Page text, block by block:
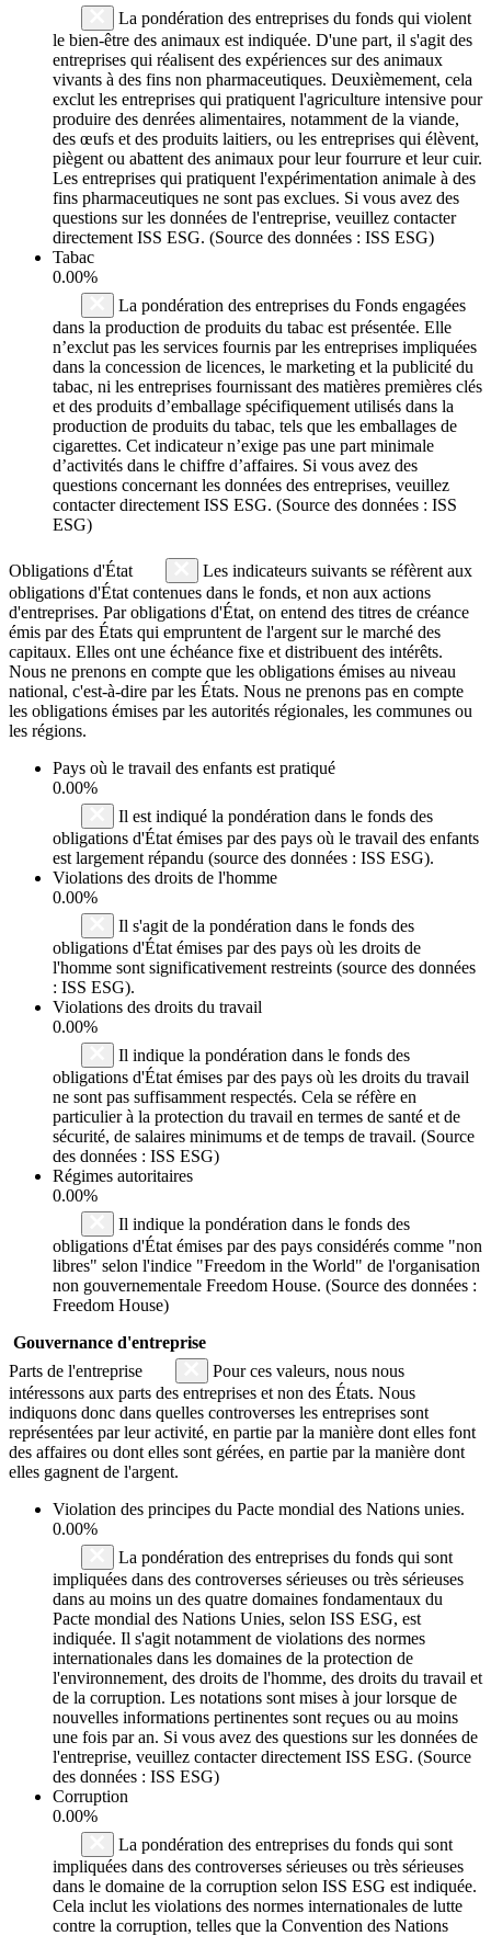
La pondération des entreprises du fonds qui violent
le bien-être des animaux est indiquée. D'une part, il s'agit des
entreprises qui réalisent des expériences sur des animaux
vivants à des fins non pharmaceutiques. Deuxièmement, cela
exclut les entreprises qui pratiquent l'agriculture intensive pour
produire des denrées alimentaires, notamment de la viande,
des œufs et des produits laitiers, ou les entreprises qui élèvent,
piègent ou abattent des animaux pour leur fourrure et leur cuir.
Les entreprises qui pratiquent l'expérimentation animale à des
fins pharmaceutiques ne sont pas exclues. Si vous avez des
questions sur les données de l'entreprise, veuillez contacter
directement ISS ESG. (Source des données : ISS ESG)
Tabac
0.00%
La pondération des entreprises du Fonds engagées
dans la production de produits du tabac est présentée. Elle
n’exclut pas les services fournis par les entreprises impliquées
dans la concession de licences, le marketing et la publicité du
tabac, ni les entreprises fournissant des matières premières clés
et des produits d’emballage spécifiquement utilisés dans la
production de produits du tabac, tels que les emballages de
cigarettes. Cet indicateur n’exige pas une part minimale
d’activités dans le chiffre d’affaires. Si vous avez des
questions concernant les données des entreprises, veuillez
contacter directement ISS ESG. (Source des données : ISS
ESG)
Obligations d'État
Les indicateurs suivants se réfèrent aux
obligations d'État contenues dans le fonds, et non aux actions
d'entreprises. Par obligations d'État, on entend des titres de créance
émis par des États qui empruntent de l'argent sur le marché des
capitaux. Elles ont une échéance fixe et distribuent des intérêts.
Nous ne prenons en compte que les obligations émises au niveau
national, c'est-à-dire par les États. Nous ne prenons pas en compte
les obligations émises par les autorités régionales, les communes ou
les régions.
Pays où le travail des enfants est pratiqué
0.00%
Il est indiqué la pondération dans le fonds des
obligations d'État émises par des pays où le travail des enfants
est largement répandu (source des données : ISS ESG).
Violations des droits de l'homme
0.00%
Il s'agit de la pondération dans le fonds des
obligations d'État émises par des pays où les droits de
l'homme sont significativement restreints (source des données
: ISS ESG).
Violations des droits du travail
0.00%
Il indique la pondération dans le fonds des
obligations d'État émises par des pays où les droits du travail
ne sont pas suffisamment respectés. Cela se réfère en
particulier à la protection du travail en termes de santé et de
sécurité, de salaires minimums et de temps de travail. (Source
des données : ISS ESG)
Régimes autoritaires
0.00%
Il indique la pondération dans le fonds des
obligations d'État émises par des pays considérés comme "non
libres" selon l'indice "Freedom in the World" de l'organisation
non gouvernementale Freedom House. (Source des données :
Freedom House)
Gouvernance d'entreprise
Parts de l'entreprise
Pour ces valeurs, nous nous
intéressons aux parts des entreprises et non des États. Nous
indiquons donc dans quelles controverses les entreprises sont
représentées par leur activité, en partie par la manière dont elles font
des affaires ou dont elles sont gérées, en partie par la manière dont
elles gagnent de l'argent.
Violation des principes du Pacte mondial des Nations unies.
0.00%
La pondération des entreprises du fonds qui sont
impliquées dans des controverses sérieuses ou très sérieuses
dans au moins un des quatre domaines fondamentaux du
Pacte mondial des Nations Unies, selon ISS ESG, est
indiquée. Il s'agit notamment de violations des normes
internationales dans les domaines de la protection de
l'environnement, des droits de l'homme, des droits du travail et
de la corruption. Les notations sont mises à jour lorsque de
nouvelles informations pertinentes sont reçues ou au moins
une fois par an. Si vous avez des questions sur les données de
l'entreprise, veuillez contacter directement ISS ESG. (Source
des données : ISS ESG)
Corruption
0.00%
La pondération des entreprises du fonds qui sont
impliquées dans des controverses sérieuses ou très sérieuses
dans le domaine de la corruption selon ISS ESG est indiquée.
Cela inclut les violations des normes internationales de lutte
contre la corruption, telles que la Convention des Nations